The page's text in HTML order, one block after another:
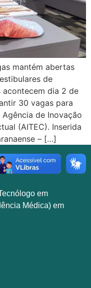
mantém abertas
de
dia 2 de
30 vagas para
de Inovação
(AITEC). Inserida
– […]
em
Médica) em